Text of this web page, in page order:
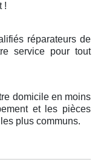
!
réparateurs de
service pour tout
domicile en moins
et les pièces
plus communs.